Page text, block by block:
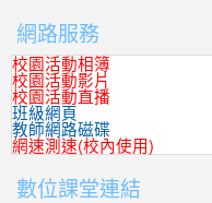
網路服務
校園活動相簿
校園活動影片
校園活動直播
班級網頁
教師網路磁碟
網速測速(校內使用)
數位課堂連結